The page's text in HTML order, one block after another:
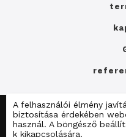
E-mail:
A felhasználói élmény
biztosítása érdekében
használ. A böngésző
k kikapcsolására.